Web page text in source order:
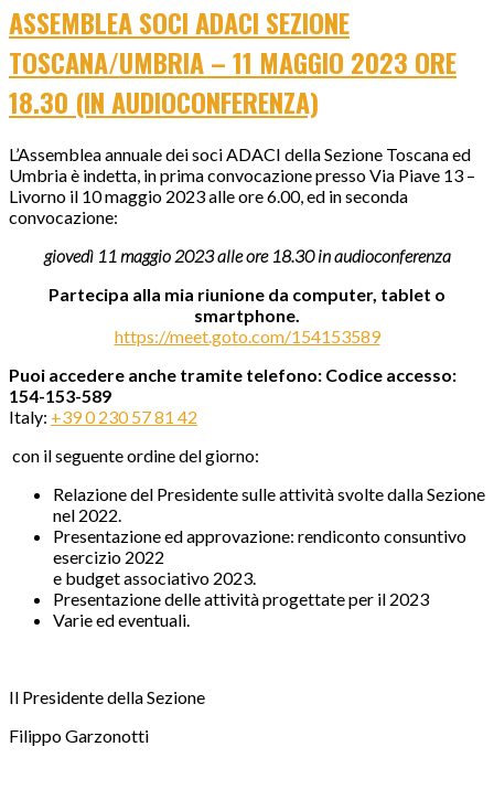
ASSEMBLEA SOCI ADACI SEZIONE
TOSCANA/UMBRIA – 11 MAGGIO 2023 ORE
18.30 (IN AUDIOCONFERENZA)
L’Assemblea annuale dei soci ADACI della Sezione Toscana ed
Umbria è indetta, in prima convocazione presso Via Piave 13 –
Livorno il 10 maggio 2023 alle ore 6.00, ed in seconda
convocazione:
giovedì 11 maggio 2023 alle ore 18.30 in audioconferenza
Partecipa alla mia riunione da computer, tablet o
smartphone.
https://meet.goto.com/154153589
Puoi accedere anche tramite telefono: Codice accesso:
154-153-589
Italy: +39 0 230 57 81 42
con il seguente ordine del giorno:
Relazione del Presidente sulle attività svolte dalla Sezione
nel 2022.
Presentazione ed approvazione: rendiconto consuntivo
esercizio 2022
e budget associativo 2023.
Presentazione delle attività progettate per il 2023
Varie ed eventuali.
Il Presidente della Sezione
Filippo Garzonotti